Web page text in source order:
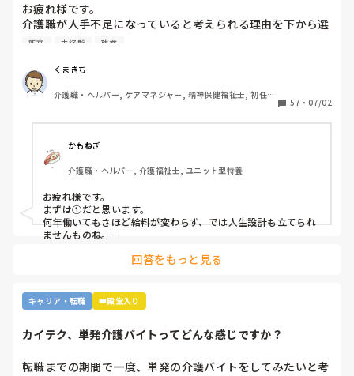
お疲れ様です。
介護職が人手不足になっていると考えられる理由を下から選
んで下さい
②利用者に叩かれるなど危険があるから。
③他業種に転職できるスキルがつかなさそうだから。
④職場の立地が悪いところが多いから。
⑥施設を作りすぎているから。
⑦時間外労働が多いから。
⑧介護の業界人が綺麗事しか言わないから。
⑨人がいないのに新卒を優遇するから。
⑩未経験可の求人しかないから。
11マネジメント層がまともでないから。
12その他
新卒 未経験 残業
くまきち
介護職・ヘルパー, ケアマネジャー, 精神保健福祉士, 初任者
57 ・ 07/02
かもねぎ
介護職・ヘルパー, 介護福祉士, ユニット型特養
お疲れ様です。
まずは①だと思います。
何年働いてもさほど給料が変わらず、では人生設計も立てられ
ませんものね。
回答をもっと見る
キャリア・転職 👑殿堂入り
カイテク、単発介護バイトってどんな感じですか？
転職までの期間で一度、単発の介護バイトをしてみたいと考